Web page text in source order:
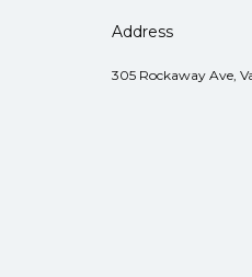
Address
305 Rockaway Ave,